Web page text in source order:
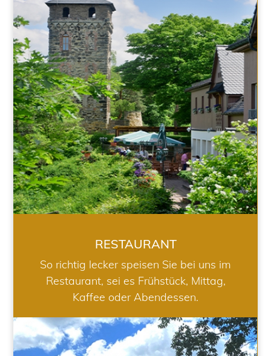
RESTAURANT
RESTAURANT
So richtig lecker speisen Sie bei uns im
Restaurant, sei es Frühstück, Mittag,
Kaffee oder Abendessen.